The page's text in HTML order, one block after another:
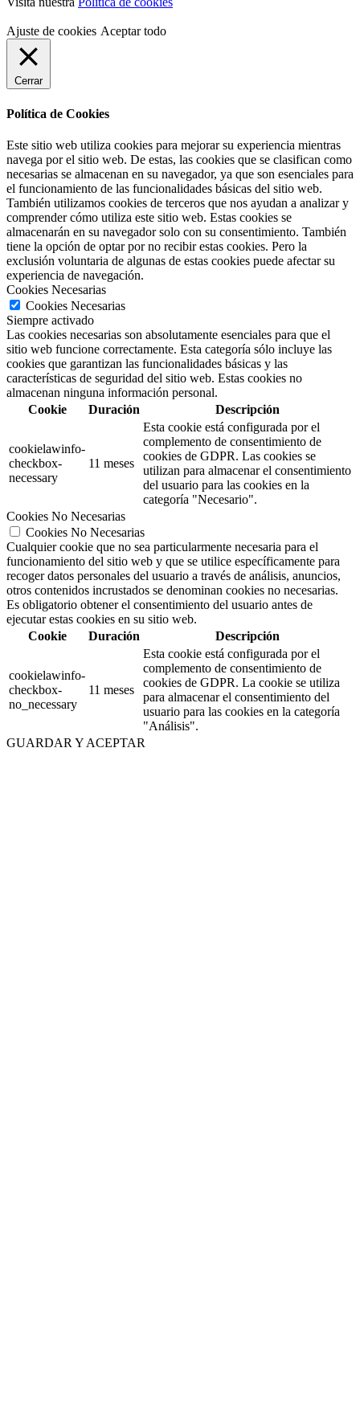
Ajuste de cookies Aceptar todo
Cerrar
Política de Cookies
Este sitio web utiliza cookies para mejorar su experiencia mientras
navega por el sitio web. De estas, las cookies que se clasifican como
necesarias se almacenan en su navegador, ya que son esenciales para
el funcionamiento de las funcionalidades básicas del sitio web.
También utilizamos cookies de terceros que nos ayudan a analizar y
comprender cómo utiliza este sitio web. Estas cookies se
almacenarán en su navegador solo con su consentimiento. También
tiene la opción de optar por no recibir estas cookies. Pero la
exclusión voluntaria de algunas de estas cookies puede afectar su
experiencia de navegación.
Cookies Necesarias
Cookies Necesarias
Siempre activado
Las cookies necesarias son absolutamente esenciales para que el
sitio web funcione correctamente. Esta categoría sólo incluye las
cookies que garantizan las funcionalidades básicas y las
características de seguridad del sitio web. Estas cookies no
almacenan ninguna información personal.
Cookie
Duración Descripción
cookielawinfo-
checkbox-
necessary
11 meses
Esta cookie está configurada por el
complemento de consentimiento de
cookies de GDPR. Las cookies se
utilizan para almacenar el consentimiento
del usuario para las cookies en la
categoría "Necesario".
Cookies No Necesarias
Cookies No Necesarias
Cualquier cookie que no sea particularmente necesaria para el
funcionamiento del sitio web y que se utilice específicamente para
recoger datos personales del usuario a través de análisis, anuncios,
otros contenidos incrustados se denominan cookies no necesarias.
Es obligatorio obtener el consentimiento del usuario antes de
ejecutar estas cookies en su sitio web.
Cookie
Duración Descripción
cookielawinfo-
checkbox-
no_necessary
11 meses
Esta cookie está configurada por el
complemento de consentimiento de
cookies de GDPR. La cookie se utiliza
para almacenar el consentimiento del
usuario para las cookies en la categoría
"Análisis".
GUARDAR Y ACEPTAR